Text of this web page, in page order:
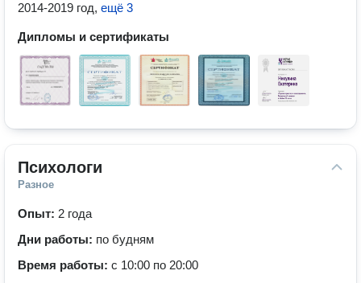
2014-2019 год, ещё 3
Дипломы и сертификаты
Психологи
Разное
Опыт: 2 года
Дни работы: по будням
Время работы: с 10:00 по 20:00